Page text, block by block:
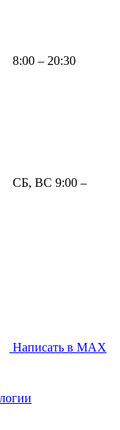
8:00 – 20:30
СБ, ВС 9:00 –
Написать в MAX